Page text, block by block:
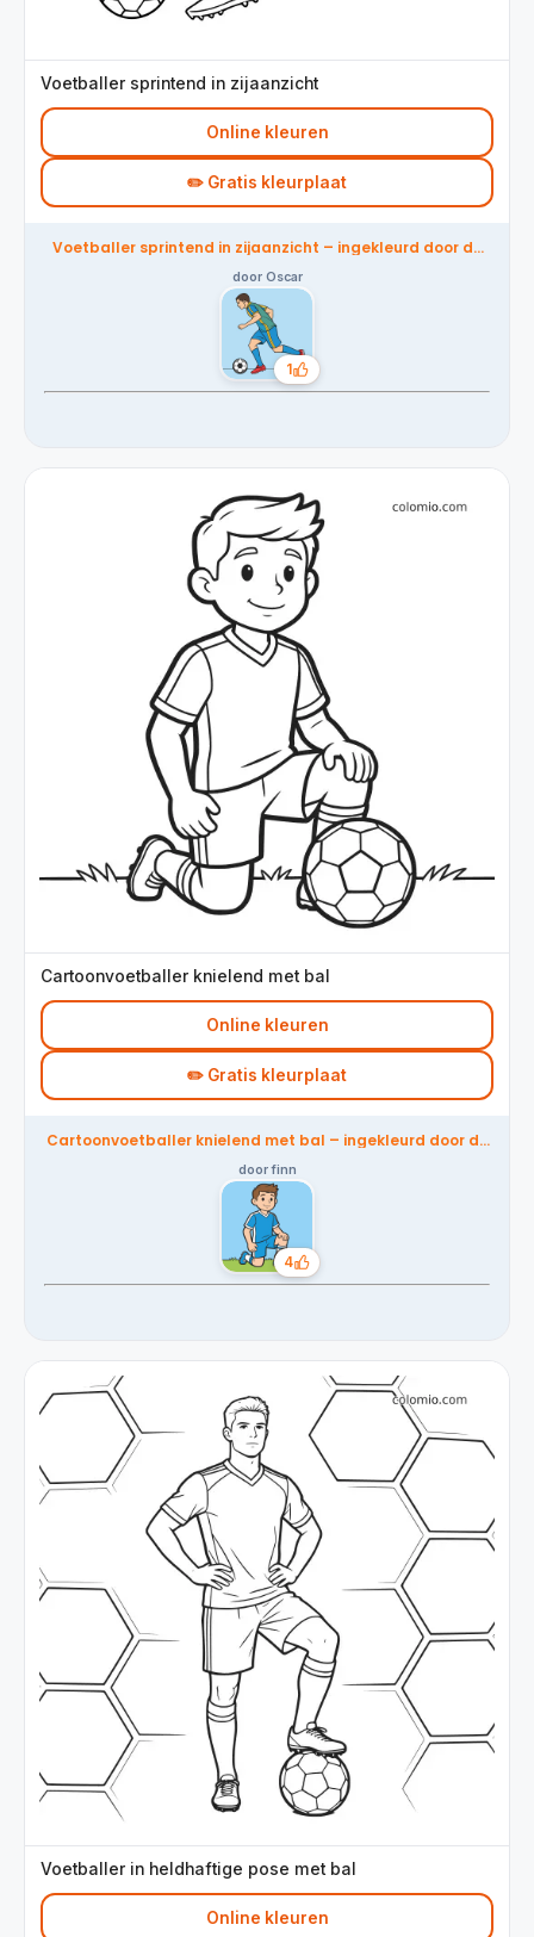
Voetballer sprintend in zijaanzicht
Online kleuren
✏️ Gratis kleurplaat
Voetballer sprintend in zijaanzicht – ingekleurd door de
door Oscar
1
Likes
Cartoonvoetballer knielend met bal
Online kleuren
✏️ Gratis kleurplaat
Cartoonvoetballer knielend met bal – ingekleurd door de
door finn
4
Likes
Voetballer in heldhaftige pose met bal
Online kleuren